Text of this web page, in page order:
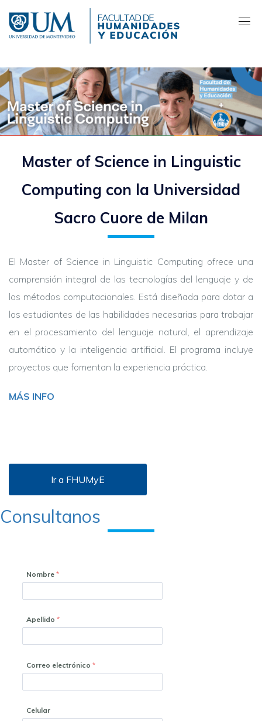
contenido
principal
Master of Science in Linguistic
Computing con la Universidad
Sacro Cuore de Milan
El Master of Science in Linguistic Computing ofrece una
comprensión integral de las tecnologías del lenguaje y de
los métodos computacionales. Está diseñada para dotar a
los estudiantes de las habilidades necesarias para trabajar
en el procesamiento del lenguaje natural, el aprendizaje
automático y la inteligencia artificial. El programa incluye
proyectos que fomentan la experiencia práctica.
MÁS INFO
Ir a FHUMyE
Consultanos
Nombre
Apellido
Correo electrónico
Celular